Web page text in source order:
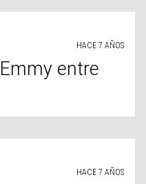
HACE 7 AÑOS
entre
HACE 7 AÑOS